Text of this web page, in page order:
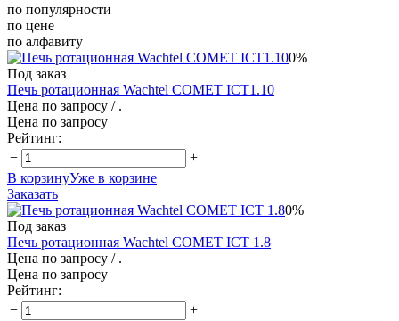
по популярности
по цене
по алфавиту
0%
Под заказ
Печь ротационная Wachtel COMET ICT1.10
Цена по запросу / .
Цена по запросу
Рейтинг:
−
+
В корзинуУже в корзине
Заказать
0%
Под заказ
Печь ротационная Wachtel COMET ICT 1.8
Цена по запросу / .
Цена по запросу
Рейтинг:
−
+